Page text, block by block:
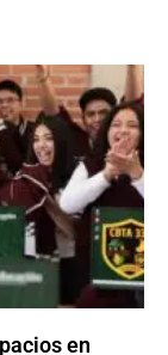
en